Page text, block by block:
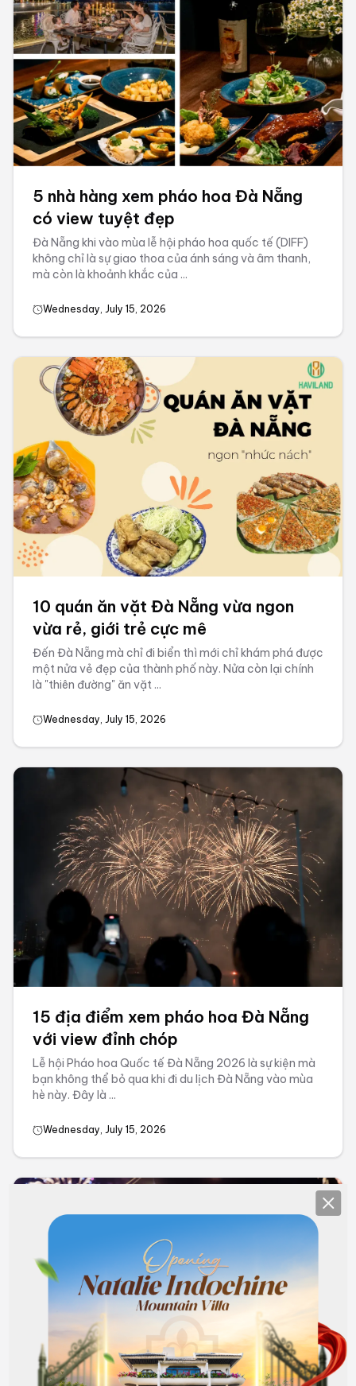
5 nhà hàng xem pháo hoa Đà Nẵng
có view tuyệt đẹp
Đà Nẵng khi vào mùa lễ hội pháo hoa quốc tế (DIFF)
không chỉ là sự giao thoa của ánh sáng và âm thanh,
mà còn là khoảnh khắc của ...
Wednesday, July 15, 2026
10 quán ăn vặt Đà Nẵng vừa ngon
vừa rẻ, giới trẻ cực mê
Đến Đà Nẵng mà chỉ đi biển thì mới chỉ khám phá được
một nửa vẻ đẹp của thành phố này. Nửa còn lại chính
là "thiên đường" ăn vặt ...
Wednesday, July 15, 2026
15 địa điểm xem pháo hoa Đà Nẵng
với view đỉnh chóp
Lễ hội Pháo hoa Quốc tế Đà Nẵng 2026 là sự kiện mà
bạn không thể bỏ qua khi đi du lịch Đà Nẵng vào mùa
hè này. Đây là ...
Wednesday, July 15, 2026